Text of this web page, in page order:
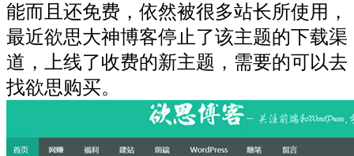
能而且还免费，依然被很多站长所使用，
最近欲思大神博客停止了该主题的下载渠
道，上线了收费的新主题，需要的可以去
找欲思购买。